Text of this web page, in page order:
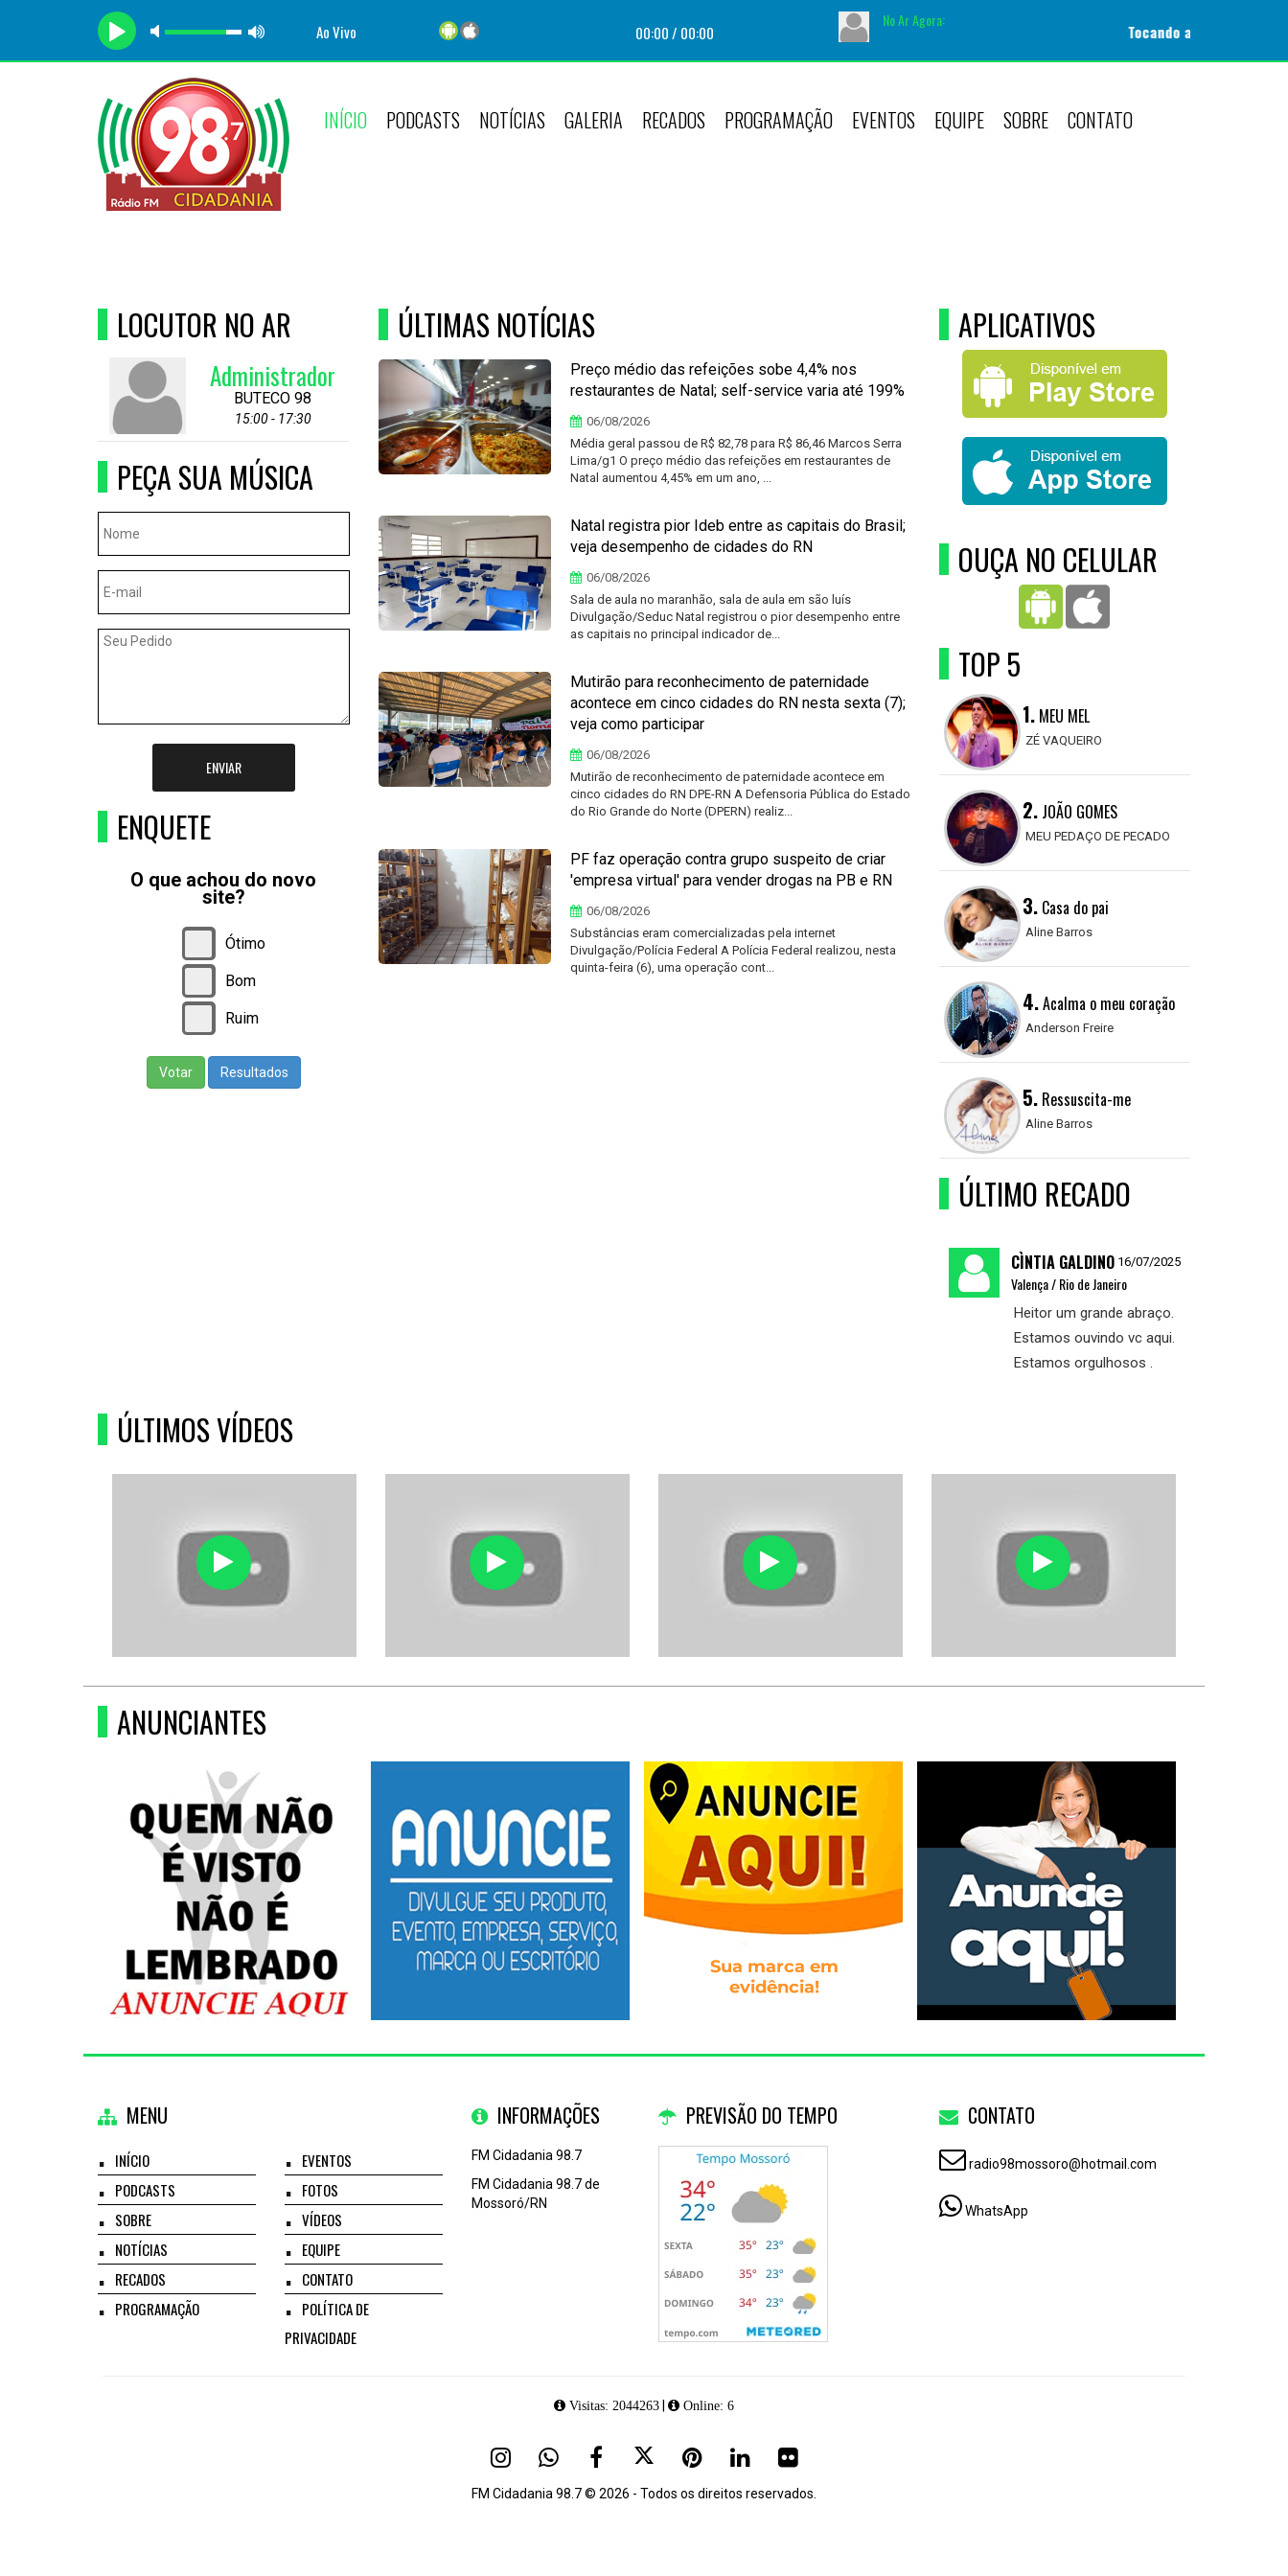
Ao Vivo 00:00/ 00:00
No Ar Agora:
Tocando agora: |
INÍCIO PODCASTS NOTÍCIAS GALERIA RECADOS PROGRAMAÇÃO EVENTOS EQUIPE SOBRE CONTATO
LOCUTOR NO AR
Administrador
BUTECO 98
15:00 - 17:30
PEÇA SUA MÚSICA
ENVIAR
ENQUETE
O que achou do novo
site?
Ótimo
Bom
Ruim
Votar Resultados
ÚLTIMAS NOTÍCIAS
Preço médio das refeições sobe 4,4% nos
restaurantes de Natal; self-service varia até 199%
06/08/2026
Média geral passou de R$ 82,78 para R$ 86,46 Marcos Serra
Lima/g1 O preço médio das refeições em restaurantes de
Natal aumentou 4,45% em um ano, ...
Natal registra pior Ideb entre as capitais do Brasil;
veja desempenho de cidades do RN
06/08/2026
Sala de aula no maranhão, sala de aula em são luís
Divulgação/Seduc Natal registrou o pior desempenho entre
as capitais no principal indicador de...
Mutirão para reconhecimento de paternidade
acontece em cinco cidades do RN nesta sexta (7);
veja como participar
06/08/2026
Mutirão de reconhecimento de paternidade acontece em
cinco cidades do RN DPE-RN A Defensoria Pública do Estado
do Rio Grande do Norte (DPERN) realiz...
PF faz operação contra grupo suspeito de criar
'empresa virtual' para vender drogas na PB e RN
06/08/2026
Substâncias eram comercializadas pela internet
Divulgação/Polícia Federal A Polícia Federal realizou, nesta
quinta-feira (6), uma operação cont...
APLICATIVOS
OUÇA NO CELULAR
TOP 5
1.MEU MEL
ZÉ VAQUEIRO
2.JOÃO GOMES
MEU PEDAÇO DE PECADO
3.Casa do pai
Aline Barros
4.Acalma o meu coração
Anderson Freire
5.Ressuscita-me
Aline Barros
ÚLTIMO RECADO
CÌNTIA GALDINO 16/07/2025
Valença / Rio de Janeiro
Heitor um grande abraço.
Estamos ouvindo vc aqui.
Estamos orgulhosos .
ÚLTIMOS VÍDEOS
ANUNCIANTES
MENU
INÍCIO
PODCASTS
SOBRE
NOTÍCIAS
RECADOS
PROGRAMAÇÃO
EVENTOS
FOTOS
VÍDEOS
EQUIPE
CONTATO
POLÍTICA DE
PRIVACIDADE
INFORMAÇÕES
FM Cidadania 98.7
FM Cidadania 98.7 de
Mossoró/RN
PREVISÃO DO TEMPO CONTATO
radio98mossoro@hotmail.com
WhatsApp
Visitas: 2044263 Online: 6
FM Cidadania 98.7 © 2026 - Todos os direitos reservados.